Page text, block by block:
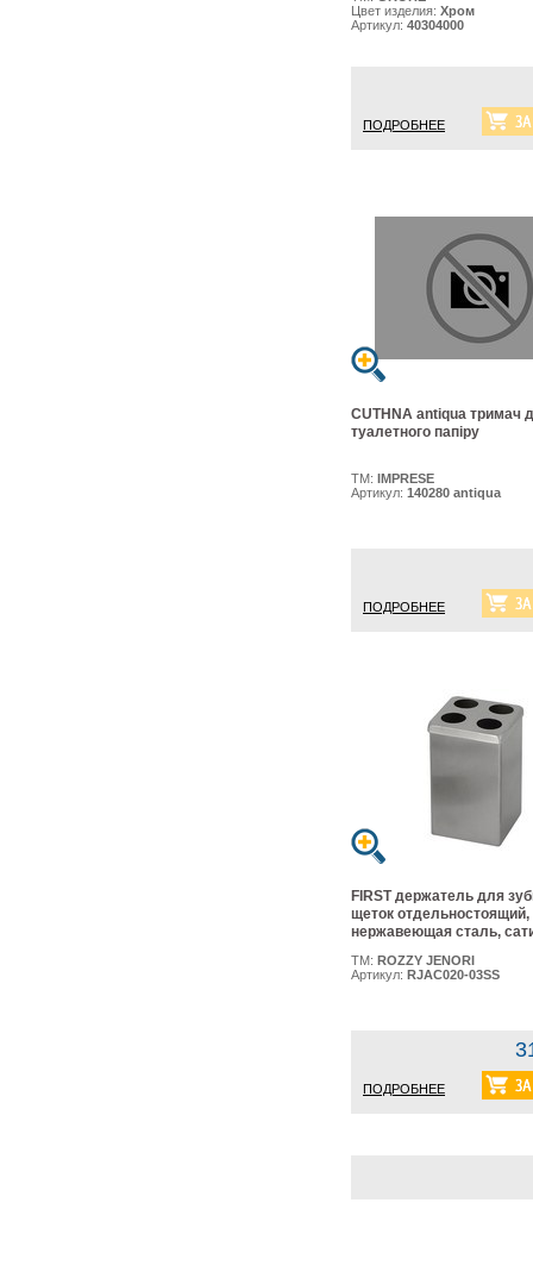
Цвет изделия: Хром
Артикул: 40304000
ПОДРОБНЕЕ
CUTHNA antiqua тримач
туалетного папiру
ТМ: IMPRESE
Артикул: 140280 antiqua
ПОДРОБНЕЕ
FIRST держатель для
щеток отдельностоящий,
нержавеющая сталь,
ТМ: ROZZY JENORI
Артикул: RJAC020-03SS
ПОДРОБНЕЕ